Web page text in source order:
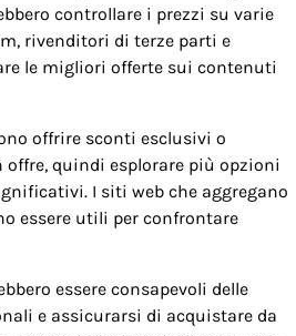
controllare i prezzi su varie
rivenditori di terze parti e
le migliori offerte sui contenuti
offrire sconti esclusivi o
quindi esplorare più opzioni
I siti web che aggregano
essere utili per confrontare
essere consapevoli delle
e assicurarsi di acquistare da